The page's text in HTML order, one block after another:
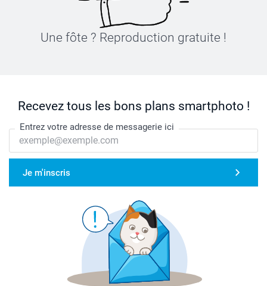
Une fôte ? Reproduction gratuite !
Recevez tous les bons plans smartphoto !
Entrez votre adresse de messagerie ici
Je m'inscris